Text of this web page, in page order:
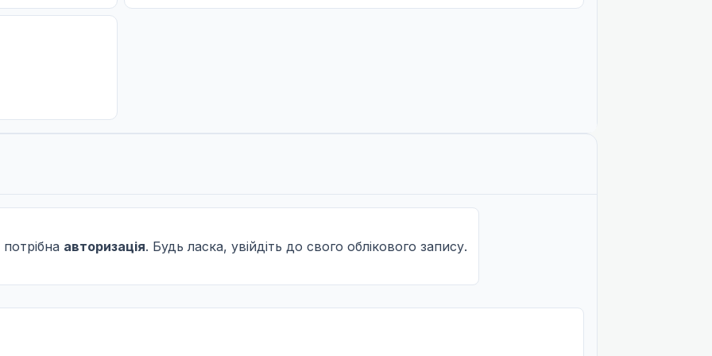
авторизація. Будь ласка, увійдіть до свого облікового запису.